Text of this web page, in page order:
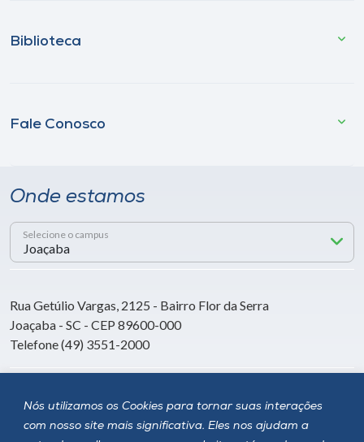
Nós utilizamos os Cookies para tornar suas interações
com nosso site mais significativa. Eles nos ajudam a
Biblioteca
Fale Conosco
Onde estamos
Selecione o campus
Rua Getúlio Vargas, 2125 - Bairro Flor da Serra
Joaçaba - SC - CEP 89600-000
Telefone (49) 3551-2000
Siga a Unoesc